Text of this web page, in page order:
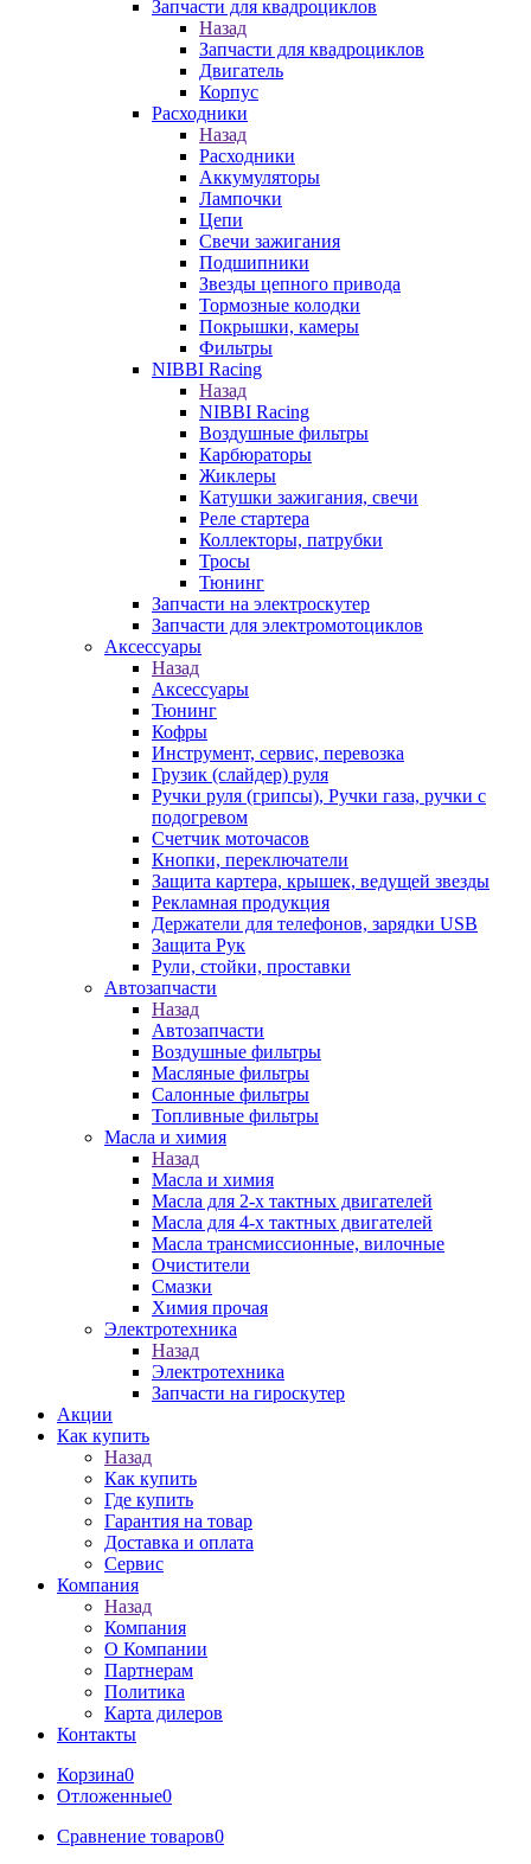
Запчасти для квадроциклов
Назад
Запчасти для квадроциклов
Двигатель
Корпус
Расходники
Назад
Расходники
Аккумуляторы
Лампочки
Цепи
Свечи зажигания
Подшипники
Звезды цепного привода
Тормозные колодки
Покрышки, камеры
Фильтры
NIBBI Racing
Назад
NIBBI Racing
Воздушные фильтры
Карбюраторы
Жиклеры
Катушки зажигания, свечи
Реле стартера
Коллекторы, патрубки
Тросы
Тюнинг
Запчасти на электроскутер
Запчасти для электромотоциклов
Аксессуары
Назад
Аксессуары
Тюнинг
Кофры
Инструмент, сервис, перевозка
Грузик (слайдер) руля
Ручки руля (грипсы), Ручки газа, ручки с
подогревом
Счетчик моточасов
Кнопки, переключатели
Защита картера, крышек, ведущей звезды
Рекламная продукция
Держатели для телефонов, зарядки USB
Защита Рук
Рули, стойки, проставки
Автозапчасти
Назад
Автозапчасти
Воздушные фильтры
Масляные фильтры
Салонные фильтры
Топливные фильтры
Масла и химия
Назад
Масла и химия
Масла для 2-х тактных двигателей
Масла для 4-х тактных двигателей
Масла трансмиссионные, вилочные
Очистители
Смазки
Химия прочая
Электротехника
Назад
Электротехника
Запчасти на гироскутер
Акции
Как купить
Назад
Как купить
Где купить
Гарантия на товар
Доставка и оплата
Сервис
Компания
Назад
Компания
О Компании
Партнерам
Политика
Карта дилеров
Контакты
Корзина0
Отложенные0
Сравнение товаров0